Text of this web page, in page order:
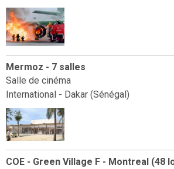
Mermoz - 7 salles
Salle de cinéma
International - Dakar (Sénégal)
COE - Green Village F - Montreal (48